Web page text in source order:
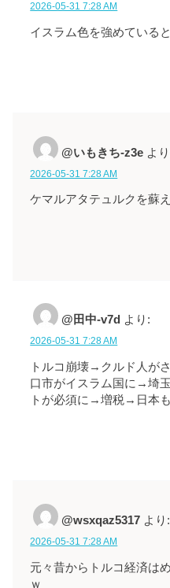
2026-05-31 7:28 AM
イスラム色を強めている
@いもきち-z3e よ
2026-05-31 7:28 AM
ケマルアタテュルクを蘇
@田中-v7d より:
2026-05-31 7:28 AM
トルコ崩壊→クルド人が
口市がイスラム国に→埼
トが必須に→増税→日本
@wsxqaz5317 より:
2026-05-31 7:28 AM
元々昔からトルコ経済は
ｗ